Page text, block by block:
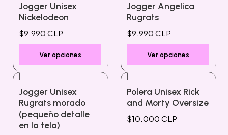
Jogger Unisex
Nickelodeon
$9.990 CLP
Ver opciones
Jogger Angelica
Rugrats
$9.990 CLP
Ver opciones
Jogger Unisex
Rugrats morado
(pequeño detalle
en la tela)
Polera Unisex Rick
and Morty Oversize
$10.000 CLP